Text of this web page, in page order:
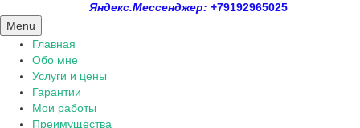
Яндекс.Мессенджер: +79192965025
Menu
Главная
Обо мне
Услуги и цены
Гарантии
Мои работы
Преимущества